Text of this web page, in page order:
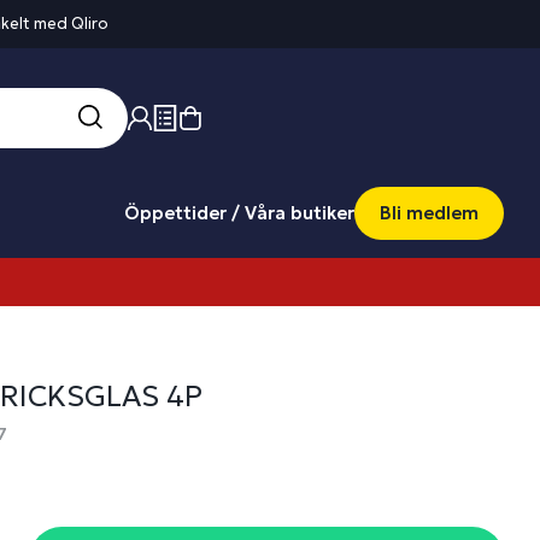
med Qliro
Öppettider / Våra butiker Bli medlem
4P